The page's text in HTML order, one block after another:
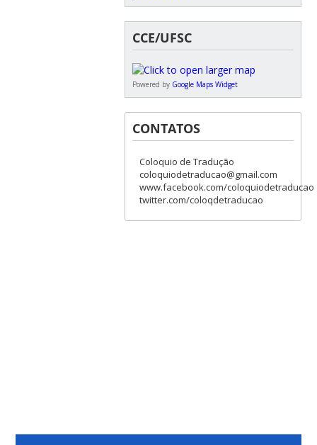
CCE/UFSC
Powered by Google Maps Widget
CONTATOS
Coloquio de Tradução
coloquiodetraducao@gmail.com
www.facebook.com/coloquiodetraducao
twitter.com/coloqdetraducao